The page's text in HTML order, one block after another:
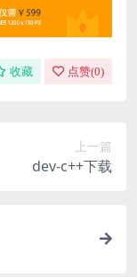
收藏 点赞(0)
上一篇
dev-c++下载